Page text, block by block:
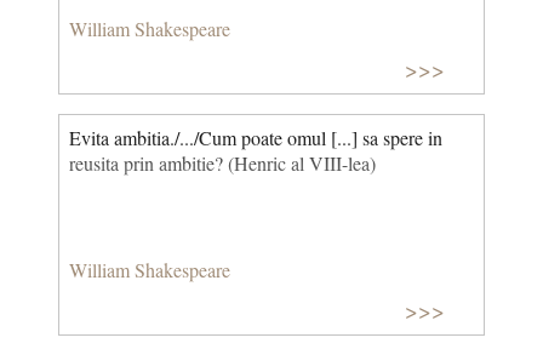
William Shakespeare
>>>
Evita ambitia./.../Cum poate omul [...] sa spere in
reusita prin ambitie? (Henric al VIII-lea)
William Shakespeare
>>>